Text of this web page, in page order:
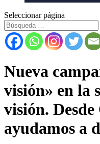
Seleccionar página
Nueva
visión» en la
visión.
ayudamos a